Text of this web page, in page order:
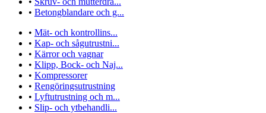
• Betongblandare och g...
• Mät- och kontrollins...
• Kap- och sågutrustni...
• Kärror och vagnar
• Klipp, Bock- och Naj...
• Kompressorer
• Rengöringsutrustning
• Lyftutrustning och m...
• Slip- och ytbehandli...